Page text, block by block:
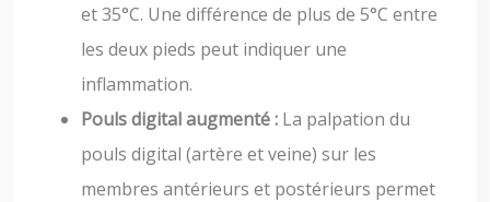
et 35°C. Une différence de plus de 5°C entre
les deux pieds peut indiquer une
inflammation.
Pouls digital augmenté : La palpation du
pouls digital (artère et veine) sur les
membres antérieurs et postérieurs permet